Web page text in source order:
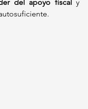
del apoyo fiscal y